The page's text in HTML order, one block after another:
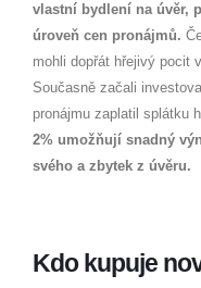
vlastní bydlení na úvěr,
úroveň cen pronájmů.
mohli dopřát hřejivý pocit
Současně začali
pronájmu zaplatil splátku
2% umožňují snadný
svého a zbytek z úvěru.
Kdo kupuje